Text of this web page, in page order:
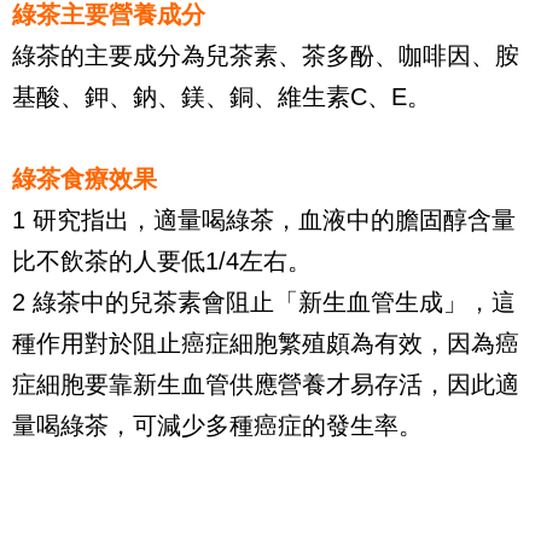
綠茶主要營養成分
綠茶的主要成分為兒茶素、茶多酚、咖啡因、胺
基酸、鉀、鈉、鎂、銅、維生素C、E。
綠茶食療效果
1 研究指出，適量喝綠茶，血液中的膽固醇含量
比不飲茶的人要低1/4左右。
2 綠茶中的兒茶素會阻止「新生血管生成」，這
種作用對於阻止癌症細胞繁殖頗為有效，因為癌
症細胞要靠新生血管供應營養才易存活，因此適
量喝綠茶，可減少多種癌症的發生率。